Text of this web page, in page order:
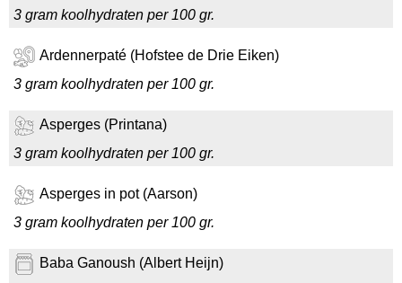
3 gram koolhydraten per 100 gr.
Ardennerpaté (Hofstee de Drie Eiken)
3 gram koolhydraten per 100 gr.
Asperges (Printana)
3 gram koolhydraten per 100 gr.
Asperges in pot (Aarson)
3 gram koolhydraten per 100 gr.
Baba Ganoush (Albert Heijn)